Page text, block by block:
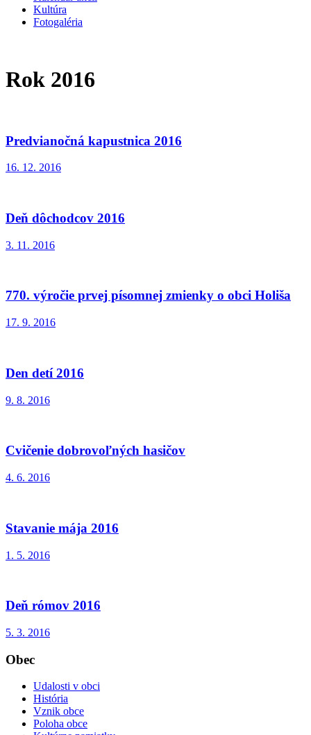
Kultúra
Fotogaléria
Rok 2016
Predvianočná kapustnica 2016
16. 12. 2016
Deň dôchodcov 2016
3. 11. 2016
770. výročie prvej písomnej zmienky o obci Holiša
17. 9. 2016
Den detí 2016
9. 8. 2016
Cvičenie dobrovoľných hasičov
4. 6. 2016
Stavanie mája 2016
1. 5. 2016
Deň rómov 2016
5. 3. 2016
Obec
Udalosti v obci
História
Vznik obce
Poloha obce